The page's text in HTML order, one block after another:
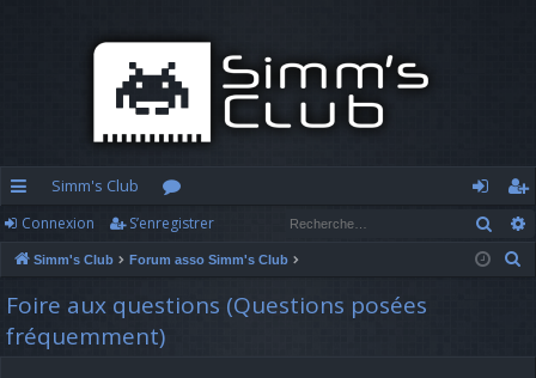
cc
ès
ra
pi
Simm's Club
or
u
m
s
o
n
’e
nr
Connexion S’enregistrer
Simm's Club Forum asso Simm's Club
Foire aux questions (Questions posées
fréquemment)